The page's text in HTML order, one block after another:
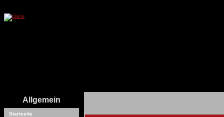
Allgemein
Startseite